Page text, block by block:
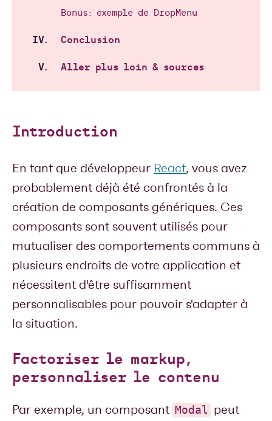
Bonus: exemple de DropMenu
Conclusion
Aller plus loin & sources
Introduction
En tant que développeur React, vous avez
probablement déjà été confrontés à la
création de composants génériques. Ces
composants sont souvent utilisés pour
mutualiser des comportements communs à
plusieurs endroits de votre application et
nécessitent d'être suffisamment
personnalisables pour pouvoir s'adapter à
la situation.
Factoriser le markup,
personnaliser le contenu
Par exemple, un composant Modal peut